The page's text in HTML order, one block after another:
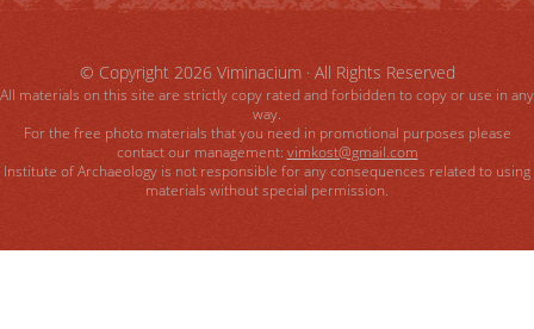
© Copyright 2026 Viminacium· All Rights Reserved
All materials on this site are strictly copy rated and forbidden to copy or use in any
way.
For the free photo materials that you need in promotional purposes please
contact our management: vimkost@gmail.com
Institute of Archaeology is not responsible for any consequences related to using
materials without special permission.